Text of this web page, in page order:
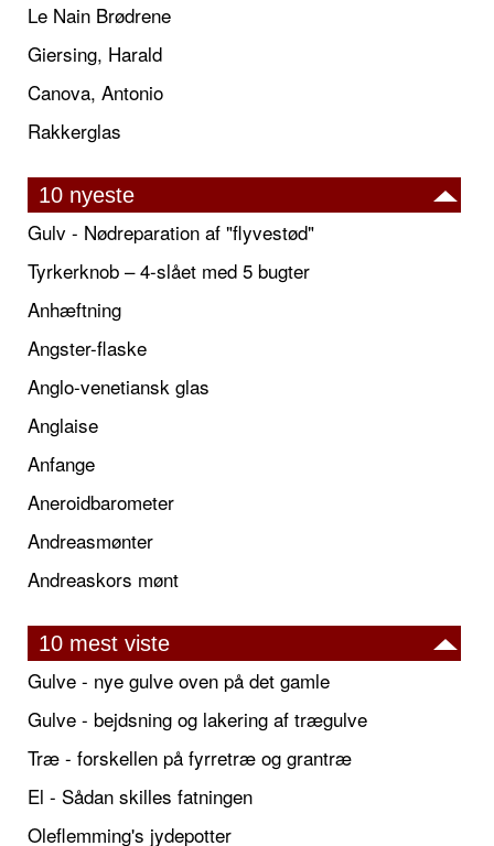
Le Nain Brødrene
Giersing, Harald
Canova, Antonio
Rakkerglas
10 nyeste
Gulv - Nødreparation af "flyvestød"
Tyrkerknob – 4-slået med 5 bugter
Anhæftning
Angster-flaske
Anglo-venetiansk glas
Anglaise
Anfange
Aneroidbarometer
Andreasmønter
Andreaskors mønt
10 mest viste
Gulve - nye gulve oven på det gamle
Gulve - bejdsning og lakering af trægulve
Træ - forskellen på fyrretræ og grantræ
El - Sådan skilles fatningen
Oleflemming's jydepotter